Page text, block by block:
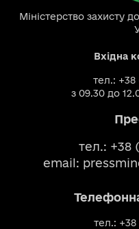
Міністерство захисту
Вхідна
тел.: +38
з 09.30 до
тел.: +38
email:
тел.: